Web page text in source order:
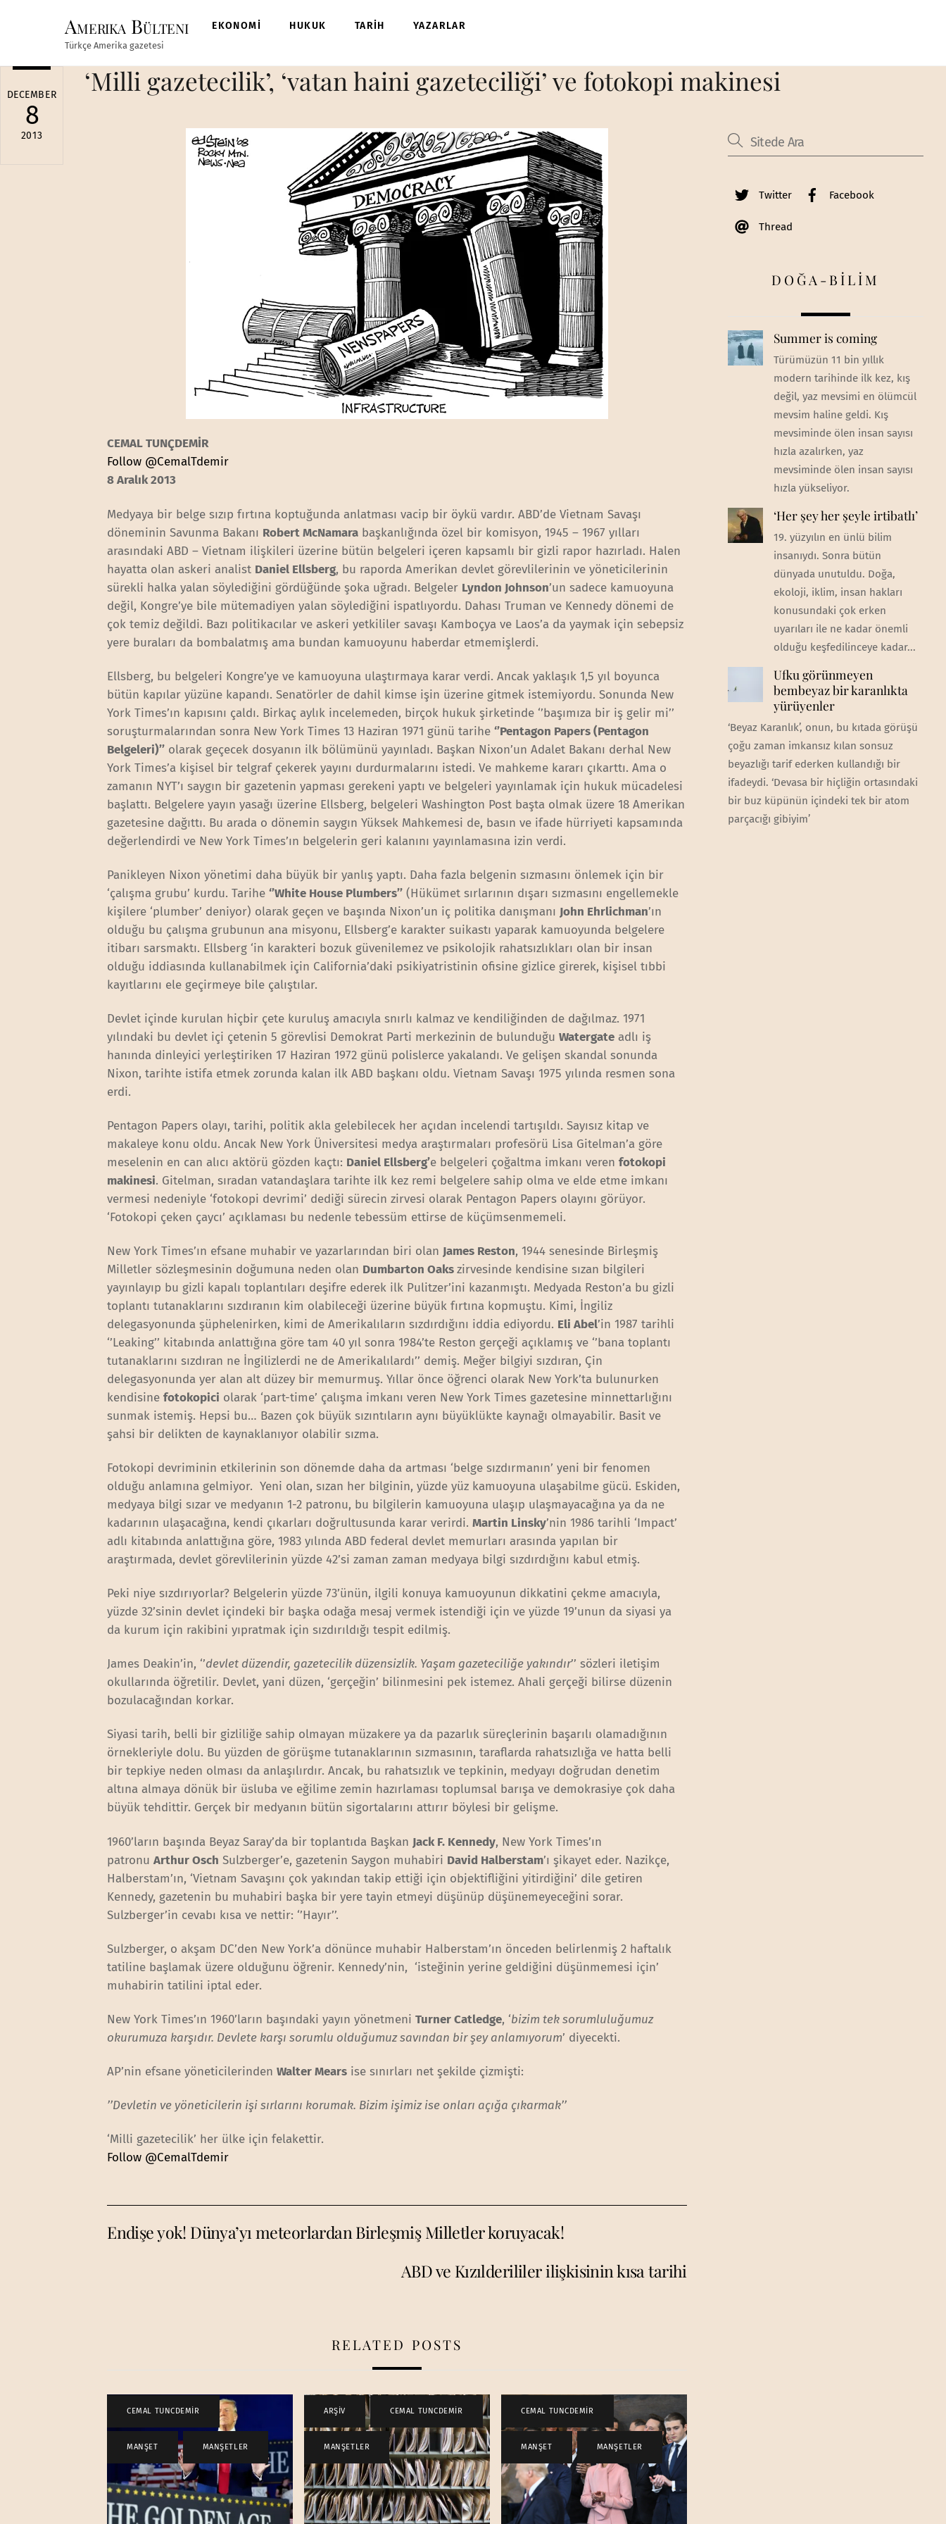
Amerika Bülteni
Türkçe Amerika gazetesi
EKONOMİ HUKUK TARİH YAZARLAR
DECEMBER
8
2013
‘Milli gazetecilik’, ‘vatan haini gazeteciliği’ ve fotokopi makinesi
CEMAL TUNÇDEMİR
Follow @CemalTdemir
8 Aralık 2013
Medyaya bir belge sızıp fırtına koptuğunda anlatması vacip bir öykü vardır. ABD’de Vietnam Savaşı
döneminin Savunma Bakanı Robert McNamara başkanlığında özel bir komisyon, 1945 – 1967 yılları
arasındaki ABD – Vietnam ilişkileri üzerine bütün belgeleri içeren kapsamlı bir gizli rapor hazırladı. Halen
hayatta olan askeri analist Daniel Ellsberg, bu raporda Amerikan devlet görevlilerinin ve yöneticilerinin
sürekli halka yalan söylediğini gördüğünde şoka uğradı. Belgeler Lyndon Johnson’un sadece kamuoyuna
değil, Kongre’ye bile mütemadiyen yalan söylediğini ispatlıyordu. Dahası Truman ve Kennedy dönemi de
çok temiz değildi. Bazı politikacılar ve askeri yetkililer savaşı Kamboçya ve Laos’a da yaymak için sebepsiz
yere buraları da bombalatmış ama bundan kamuoyunu haberdar etmemişlerdi.
Ellsberg, bu belgeleri Kongre’ye ve kamuoyuna ulaştırmaya karar verdi. Ancak yaklaşık 1,5 yıl boyunca
bütün kapılar yüzüne kapandı. Senatörler de dahil kimse işin üzerine gitmek istemiyordu. Sonunda New
York Times’ın kapısını çaldı. Birkaç aylık incelemeden, birçok hukuk şirketinde ‘’başımıza bir iş gelir mi’’
soruşturmalarından sonra New York Times 13 Haziran 1971 günü tarihe‘’Pentagon Papers (Pentagon
Belgeleri)’’ olarak geçecek dosyanın ilk bölümünü yayınladı. Başkan Nixon’un Adalet Bakanı derhal New
York Times’a kişisel bir telgraf çekerek yayını durdurmalarını istedi. Ve mahkeme kararı çıkarttı. Ama o
zamanın NYT’ı saygın bir gazetenin yapması gerekeni yaptı ve belgeleri yayınlamak için hukuk mücadelesi
başlattı. Belgelere yayın yasağı üzerine Ellsberg, belgeleri Washington Post başta olmak üzere 18 Amerikan
gazetesine dağıttı. Bu arada o dönemin saygın Yüksek Mahkemesi de, basın ve ifade hürriyeti kapsamında
değerlendirdi ve New York Times’ın belgelerin geri kalanını yayınlamasına izin verdi.
Panikleyen Nixon yönetimi daha büyük bir yanlış yaptı. Daha fazla belgenin sızmasını önlemek için bir
‘çalışma grubu’ kurdu. Tarihe‘’White House Plumbers’’ (Hükümet sırlarının dışarı sızmasını engellemekle
kişilere ‘plumber’ deniyor) olarak geçen ve başında Nixon’un iç politika danışmanı John Ehrlichman’ın
olduğu bu çalışma grubunun ana misyonu, Ellsberg’e karakter suikastı yaparak kamuoyunda belgelere
itibarı sarsmaktı. Ellsberg ‘in karakteri bozuk güvenilemez ve psikolojik rahatsızlıkları olan bir insan
olduğu iddiasında kullanabilmek için California’daki psikiyatristinin ofisine gizlice girerek, kişisel tıbbi
kayıtlarını ele geçirmeye bile çalıştılar.
Devlet içinde kurulan hiçbir çete kuruluş amacıyla snırlı kalmaz ve kendiliğinden de dağılmaz. 1971
yılındaki bu devlet içi çetenin 5 görevlisi Demokrat Parti merkezinin de bulunduğuWatergate adlı iş
hanında dinleyici yerleştiriken 17 Haziran 1972 günü polislerce yakalandı. Ve gelişen skandal sonunda
Nixon, tarihte istifa etmek zorunda kalan ilk ABD başkanı oldu. Vietnam Savaşı 1975 yılında resmen sona
erdi.
Pentagon Papers olayı, tarihi, politik akla gelebilecek her açıdan incelendi tartışıldı. Sayısız kitap ve
makaleye konu oldu. Ancak New York Üniversitesi medya araştırmaları profesörü Lisa Gitelman’a göre
meselenin en can alıcı aktörü gözden kaçtı: Daniel Ellsberg’e belgeleri çoğaltma imkanı verenfotokopi
makinesi. Gitelman, sıradan vatandaşlara tarihte ilk kez remi belgelere sahip olma ve elde etme imkanı
vermesi nedeniyle ‘fotokopi devrimi’ dediği sürecin zirvesi olarak Pentagon Papers olayını görüyor.
‘Fotokopi çeken çaycı’ açıklaması bu nedenle tebessüm ettirse de küçümsenmemeli.
New York Times’ın efsane muhabir ve yazarlarından biri olan James Reston, 1944 senesinde Birleşmiş
Milletler sözleşmesinin doğumuna neden olan Dumbarton Oakszirvesinde kendisine sızan bilgileri
yayınlayıp bu gizli kapalı toplantıları deşifre ederek ilk Pulitzer’ini kazanmıştı. Medyada Reston’a bu gizli
toplantı tutanaklarını sızdıranın kim olabileceği üzerine büyük fırtına kopmuştu. Kimi, İngiliz
delegasyonunda şüphelenirken, kimi de Amerikalıların sızdırdığını iddia ediyordu. Eli Abel’in 1987 tarihli
‘’Leaking’’ kitabında anlattığına göre tam 40 yıl sonra 1984’te Reston gerçeği açıklamış ve ‘’bana toplantı
tutanaklarını sızdıran ne İngilizlerdi ne de Amerikalılardı’’ demiş. Meğer bilgiyi sızdıran, Çin
delegasyonunda yer alan alt düzey bir memurmuş. Yıllar önce öğrenci olarak New York’ta bulunurken
kendisinefotokopici olarak ‘part-time’ çalışma imkanı veren New York Times gazetesine minnettarlığını
sunmak istemiş. Hepsi bu… Bazen çok büyük sızıntıların aynı büyüklükte kaynağı olmayabilir. Basit ve
şahsi bir delikten de kaynaklanıyor olabilir sızma.
Fotokopi devriminin etkilerinin son dönemde daha da artması ‘belge sızdırmanın’ yeni bir fenomen
olduğu anlamına gelmiyor. Yeni olan, sızan her bilginin, yüzde yüz kamuoyuna ulaşabilme gücü. Eskiden,
medyaya bilgi sızar ve medyanın 1-2 patronu, bu bilgilerin kamuoyuna ulaşıp ulaşmayacağına ya da ne
kadarının ulaşacağına, kendi çıkarları doğrultusunda karar verirdi.Martin Linsky’nin 1986 tarihli ‘Impact’
adlı kitabında anlattığına göre, 1983 yılında ABD federal devlet memurları arasında yapılan bir
araştırmada, devlet görevlilerinin yüzde 42’si zaman zaman medyaya bilgi sızdırdığını kabul etmiş.
Peki niye sızdırıyorlar? Belgelerin yüzde 73’ünün, ilgili konuya kamuoyunun dikkatini çekme amacıyla,
yüzde 32’sinin devlet içindeki bir başka odağa mesaj vermek istendiği için ve yüzde 19’unun da siyasi ya
da kurum için rakibini yıpratmak için sızdırıldığı tespit edilmiş.
James Deakin’in, ‘’devlet düzendir, gazetecilik düzensizlik. Yaşam gazeteciliğe yakındır’’ sözleri iletişim
okullarında öğretilir. Devlet, yani düzen, ‘gerçeğin’ bilinmesini pek istemez. Ahali gerçeği bilirse düzenin
bozulacağından korkar.
Siyasi tarih, belli bir gizliliğe sahip olmayan müzakere ya da pazarlık süreçlerinin başarılı olamadığının
örnekleriyle dolu. Bu yüzden de görüşme tutanaklarının sızmasının, taraflarda rahatsızlığa ve hatta belli
bir tepkiye neden olması da anlaşılırdır. Ancak, bu rahatsızlık ve tepkinin, medyayı doğrudan denetim
altına almaya dönük bir üsluba ve eğilime zemin hazırlaması toplumsal barışa ve demokrasiye çok daha
büyük tehdittir. Gerçek bir medyanın bütün sigortalarını attırır böylesi bir gelişme.
1960’ların başında Beyaz Saray’da bir toplantıda Başkan Jack F. Kennedy, New York Times’ın
patronuArthur Osch Sulzberger’e, gazetenin Saygon muhabiri David Halberstam’ı şikayet eder. Nazikçe,
Halberstam’ın, ‘Vietnam Savaşını çok yakından takip ettiği için objektifliğini yitirdiğini’ dile getiren
Kennedy, gazetenin bu muhabiri başka bir yere tayin etmeyi düşünüp düşünemeyeceğini sorar.
Sulzberger’in cevabı kısa ve nettir: ‘’Hayır’’.
Sulzberger, o akşam DC’den New York’a dönünce muhabir Halberstam’ın önceden belirlenmiş 2 haftalık
tatiline başlamak üzere olduğunu öğrenir. Kennedy’nin, ‘isteğinin yerine geldiğini düşünmemesi için’
muhabirin tatilini iptal eder.
New York Times’ın 1960’ların başındaki yayın yönetmeniTurner Catledge, ‘bizim tek sorumluluğumuz
okurumuza karşıdır. Devlete karşı sorumlu olduğumuz savından bir şey anlamıyorum’ diyecekti.
AP’nin efsane yöneticilerindenWalter Mears ise sınırları net şekilde çizmişti:
’’Devletin ve yöneticilerin işi sırlarını korumak. Bizim işimiz ise onları açığa çıkarmak’’
‘Milli gazetecilik’ her ülke için felakettir.
Follow @CemalTdemir
Endişe yok! Dünya’yı meteorlardan Birleşmiş Milletler koruyacak!
ABD ve Kızılderililer ilişkisinin kısa tarihi
RELATED POSTS
CEMAL TUNCDEMİR ,
MANŞET , MANŞETLER
ARŞİV , CEMAL TUNCDEMİR ,
MANŞETLER
CEMAL TUNCDEMİR
MANŞET , MANŞETLER
Twitter Facebook
Thread
DOĞA-BİLİM
Summer is coming
Türümüzün 11 bin yıllık
modern tarihinde ilk kez, kış
değil, yaz mevsimi en ölümcül
mevsim haline geldi. Kış
mevsiminde ölen insan sayısı
hızla azalırken, yaz
mevsiminde ölen insan sayısı
hızla yükseliyor.
‘Her şey her şeyle irtibatlı’
19. yüzyılın en ünlü bilim
insanıydı. Sonra bütün
dünyada unutuldu. Doğa,
ekoloji, iklim, insan hakları
konusundaki çok erken
uyarıları ile ne kadar önemli
olduğu keşfedilinceye kadar...
Ufku görünmeyen
bembeyaz bir karanlıkta
yürüyenler
‘Beyaz Karanlık’, onun, bu kıtada görüşü
çoğu zaman imkansız kılan sonsuz
beyazlığı tarif ederken kullandığı bir
ifadeydi. ‘Devasa bir hiçliğin ortasındaki
bir buz küpünün içindeki tek bir atom
parçacığı gibiyim’